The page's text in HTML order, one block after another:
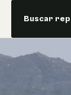
Buscar